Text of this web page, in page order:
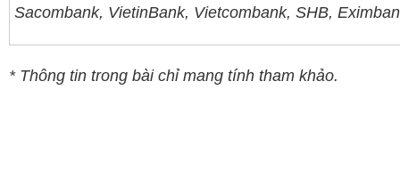
Sacombank, VietinBank, Vietcombank, SHB,
* Thông tin trong bài chỉ mang tính tham khảo.